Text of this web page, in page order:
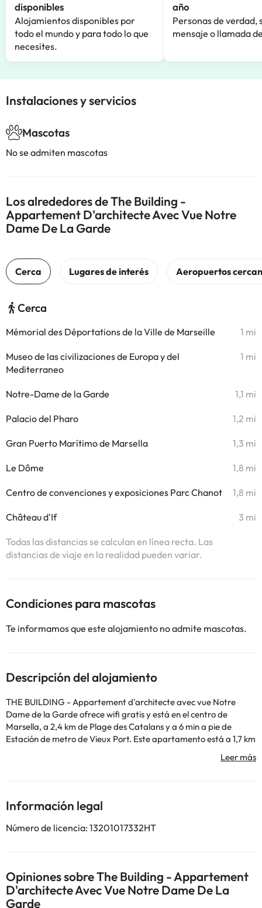
disponibles
Alojamientos disponibles por
todo el mundo y para todo lo que
necesites.
año
Personas de verdad,
mensaje o llamada
Instalaciones y servicios
Mascotas
No se admiten mascotas
Los alrededores de The Building -
Appartement D'architecte Avec Vue Notre
Dame De La Garde
Cerca
Mémorial des Déportations de la Ville de Marseille 1 mi
Museo de las civilizaciones de Europa y del
Mediterraneo
1 mi
Notre-Dame de la Garde 1,1 mi
Palacio del Pharo 1,2 mi
Gran Puerto Marítimo de Marsella 1,3 mi
Le Dôme 1,8 mi
Centro de convenciones y exposiciones Parc Chanot 1,8 mi
Château d'If 3 mi
Todas las distancias se calculan en línea recta. Las
distancias de viaje en la realidad pueden variar.
Condiciones para mascotas
Te informamos que este alojamiento no admite mascotas.
Descripción del alojamiento
THE BUILDING - Appartement d'architecte avec vue Notre
Dame de la Garde ofrece wifi gratis y está en el centro de
Marsella, a 2,4 km de Plage des Catalans y a 6 min a pie de
Estación de metro de Vieux Port. Este apartamento está a 1,7 km
de Estación de metro Joliette y a 2,6 km de Estación de metro La
de cama en el apartamento. Cerca del alojamiento hay puntos
de interés como Estación de metro Castellane, Calle de Saint-
Ferreol y Estación de tren Saint-Charles de Marsella. El
Algunos de los servicios detallados pueden ser de pago. Puedes
consultar sus tarifas directamente en el establecimiento. Toda la
Información legal
Número de licencia: 13201017332HT
Opiniones sobre The Building - Appartement
D'architecte Avec Vue Notre Dame De La
Garde